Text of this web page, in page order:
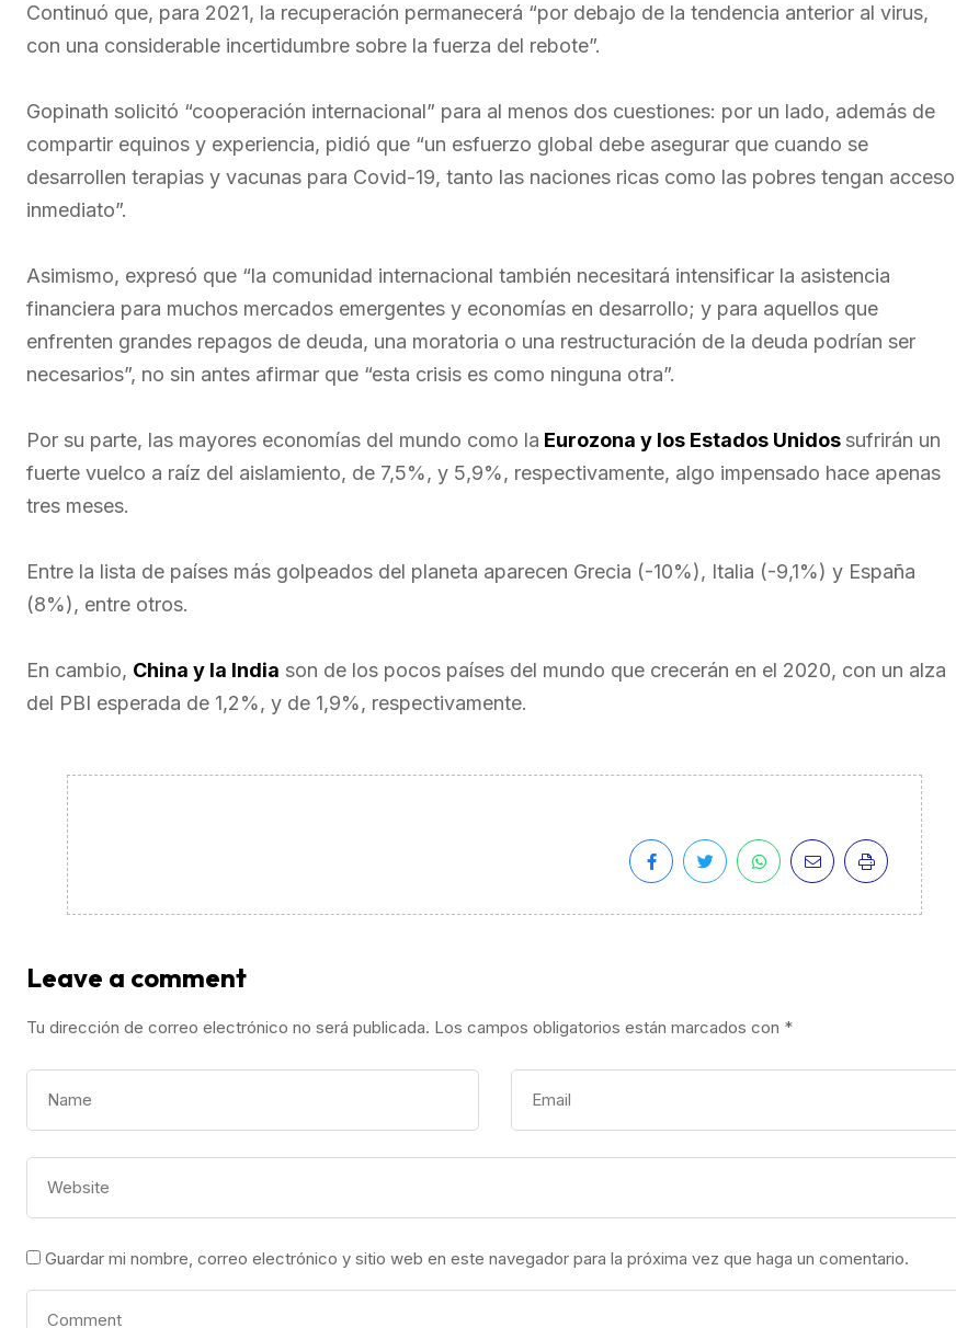
Continuó que, para 2021, la recuperación permanecerá “por debajo de la tendencia anterior al virus,
con una considerable incertidumbre sobre la fuerza del rebote”.
Gopinath solicitó “cooperación internacional” para al menos dos cuestiones: por un lado, además de
compartir equinos y experiencia, pidió que “un esfuerzo global debe asegurar que cuando se
desarrollen terapias y vacunas para Covid-19, tanto las naciones ricas como las pobres tengan acceso
inmediato”.
Asimismo, expresó que “la comunidad internacional también necesitará intensificar la asistencia
financiera para muchos mercados emergentes y economías en desarrollo; y para aquellos que
enfrenten grandes repagos de deuda, una moratoria o una restructuración de la deuda podrían ser
necesarios”, no sin antes afirmar que “esta crisis es como ninguna otra”.
Por su parte, las mayores economías del mundo como la Eurozona y los Estados Unidos sufrirán un
fuerte vuelco a raíz del aislamiento, de 7,5%, y 5,9%, respectivamente, algo impensado hace apenas
tres meses.
Entre la lista de países más golpeados del planeta aparecen Grecia (-10%), Italia (-9,1%) y España
(8%), entre otros.
En cambio, China y la India son de los pocos países del mundo que crecerán en el 2020, con un alza
del PBI esperada de 1,2%, y de 1,9%, respectivamente.
Leave a comment
Tu dirección de correo electrónico no será publicada. Los campos obligatorios están marcados con *
Guardar mi nombre, correo electrónico y sitio web en este navegador para la próxima vez que haga un comentario.